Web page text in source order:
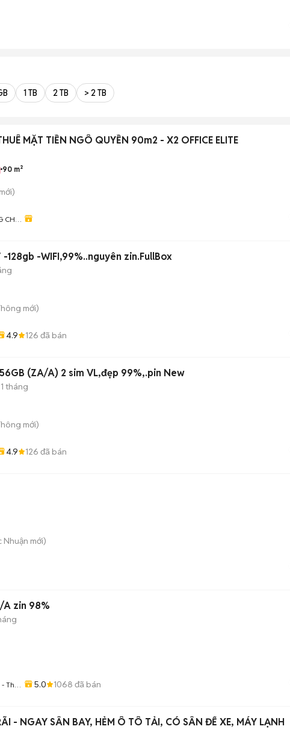
1 TB 2 TB > 2 TB
MẶT TIỀN NGÔ QUYỀN 90m2 - X2 OFFICE ELITE
90 m²
mới)
CHO
128gb -WIFI,99%..nguyên zin.FullBox
mới)
4.9 126 đã bán
(ZA/A) 2 sim VL,đẹp 99%,.pin New
1 tháng
mới)
4.9 126 đã bán
Nhuận mới)
A zin 98%
- Thu
5.0 1068 đã bán
- NGAY SÂN BAY, HẺM Ô TÔ TẢI, CÓ SÂN ĐỂ XE, MÁY LẠNH